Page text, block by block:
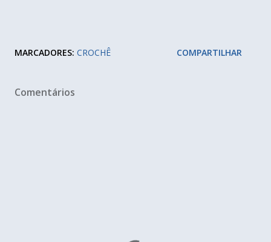
MARCADORES: CROCHÊ COMPARTILHAR
Comentários